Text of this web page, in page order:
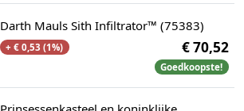
Darth Mauls Sith Infiltrator™ (75383)
+ € 0,53 (1%) € 70,52
Goedkoopste!